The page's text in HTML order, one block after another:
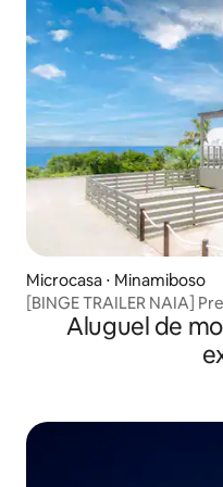
Microcasa ⋅ Minamiboso
[BINGE TRAILER NAIA]
estadia inesquecível em
Aluguel de